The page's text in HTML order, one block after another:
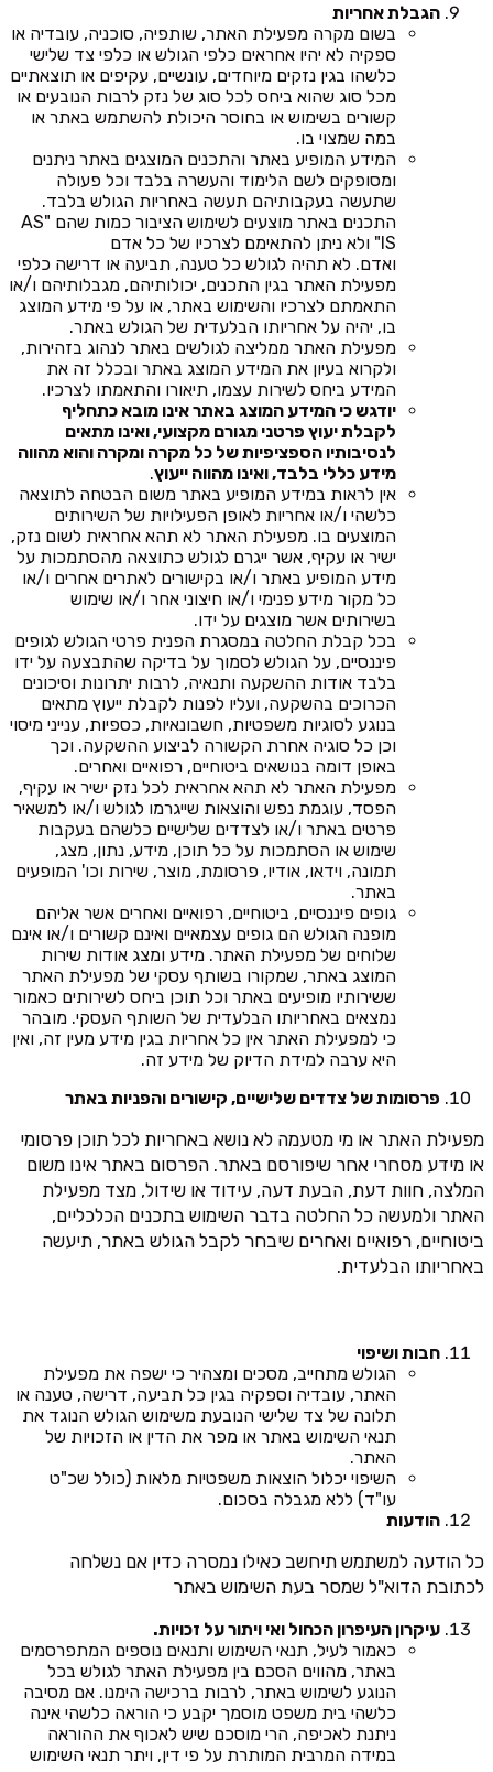
הגבלת אחריות
בשום מקרה מפעילת האתר, שותפיה, סוכניה, עובדיה או
ספקיה לא יהיו אחראים כלפי הגולש או כלפי צד שלישי
כלשהו בגין נזקים מיוחדים, עונשיים, עקיפים או תוצאתיים
מכל סוג שהוא ביחס לכל סוג של נזק לרבות הנובעים או
קשורים בשימוש או בחוסר היכולת להשתמש באתר או
במה שמצוי בו.
המידע המופיע באתר והתכנים המוצגים באתר ניתנים
ומסופקים לשם הלימוד והעשרה בלבד וכל פעולה
שתעשה בעקבותיהם תעשה באחריות הגולש בלבד.
התכנים באתר מוצעים לשימוש הציבור כמות שהם "AS
IS" ולא ניתן להתאימם לצרכיו של כל אדם
ואדם. לא תהיה לגולש כל טענה, תביעה או דרישה כלפי
מפעילת האתר בגין התכנים, יכולותיהם, מגבלותיהם ו/או
התאמתם לצרכיו והשימוש באתר, או על פי מידע המוצג
בו, יהיה על אחריותו הבלעדית של הגולש באתר.
מפעילת האתר ממליצה לגולשים באתר לנהוג בזהירות,
ולקרוא בעיון את המידע המוצג באתר ובכלל זה את
המידע ביחס לשירות עצמו, תיאורו והתאמתו לצרכיו.
יודגש כי המידע המוצג באתר אינו מובא כתחליף
לקבלת יעוץ פרטני מגורם מקצועי, ואינו מתאים
לנסיבותיו הספציפיות של כל מקרה ומקרה והוא מהווה
מידע כללי בלבד, ואינו מהווה ייעוץ.
אין לראות במידע המופיע באתר משום הבטחה לתוצאה
כלשהי ו/או אחריות לאופן הפעילויות של השירותים
המוצעים בו. מפעילת האתר לא תהא אחראית לשום נזק,
ישיר או עקיף, אשר ייגרם לגולש כתוצאה מהסתמכות על
מידע המופיע באתר ו/או בקישורים לאתרים אחרים ו/או
כל מקור מידע פנימי ו/או חיצוני אחר ו/או שימוש
בשירותים אשר מוצגים על ידו.
בכל קבלת החלטה במסגרת הפנית פרטי הגולש לגופים
פיננסיים, על הגולש לסמוך על בדיקה שהתבצעה על ידו
בלבד אודות ההשקעה ותנאיה, לרבות יתרונות וסיכונים
הכרוכים בהשקעה, ועליו לפנות לקבלת ייעוץ מתאים
בנוגע לסוגיות משפטיות, חשבונאיות, כספיות, ענייני מיסוי
וכן כל סוגיה אחרת הקשורה לביצוע ההשקעה. וכך
באופן דומה בנושאים ביטוחיים, רפואיים ואחרים.
מפעילת האתר לא תהא אחראית לכל נזק ישיר או עקיף,
הפסד, עוגמת נפש והוצאות שייגרמו לגולש ו/או למשאיר
פרטים באתר ו/או לצדדים שלישיים כלשהם בעקבות
שימוש או הסתמכות על כל תוכן, מידע, נתון, מצג,
תמונה, וידאו, אודיו, פרסומת, מוצר, שירות וכו' המופעים
באתר.
גופים פיננסיים, ביטוחיים, רפואיים ואחרים אשר אליהם
מופנה הגולש הם גופים עצמאיים ואינם קשורים ו/או אינם
שלוחים של מפעילת האתר. מידע ומצג אודות שירות
המוצג באתר, שמקורו בשותף עסקי של מפעילת האתר
ששירותיו מופיעים באתר וכל תוכן ביחס לשירותים כאמור
נמצאים באחריותו הבלעדית של השותף העסקי. מובהר
כי למפעילת האתר אין כל אחריות בגין מידע מעין זה, ואין
היא ערבה למידת הדיוק של מידע זה.
פרסומות של צדדים שלישיים, קישורים והפניות באתר
מפעילת האתר או מי מטעמה לא נושא באחריות לכל תוכן פרסומי
או מידע מסחרי אחר שיפורסם באתר. הפרסום באתר אינו משום
המלצה, חוות דעת, הבעת דעה, עידוד או שידול, מצד מפעילת
האתר ולמעשה כל החלטה בדבר השימוש בתכנים הכלכליים,
ביטוחיים, רפואיים ואחרים שיבחר לקבל הגולש באתר, תיעשה
באחריותו הבלעדית.
חבות ושיפוי
הגולש מתחייב, מסכים ומצהיר כי ישפה את מפעילת
האתר, עובדיה וספקיה בגין כל תביעה, דרישה, טענה או
תלונה של צד שלישי הנובעת משימוש הגולש הנוגד את
תנאי השימוש באתר או מפר את הדין או הזכויות של
האתר.
השיפוי יכלול הוצאות משפטיות מלאות (כולל שכ"ט
עו"ד) ללא מגבלה בסכום.
הודעות
כל הודעה למשתמש תיחשב כאילו נמסרה כדין אם נשלחה
לכתובת הדוא"ל שמסר בעת השימוש באתר
עיקרון העיפרון הכחול ואי ויתור על זכויות.
כאמור לעיל, תנאי השימוש ותנאים נוספים המתפרסמים
באתר, מהווים הסכם בין מפעילת האתר לגולש בכל
הנוגע לשימוש באתר, לרבות ברכישה הימנו. אם מסיבה
כלשהי בית משפט מוסמך יקבע כי הוראה כלשהי אינה
ניתנת לאכיפה, הרי מוסכם שיש לאכוף את ההוראה
במידה המרבית המותרת על פי דין, ויתר תנאי השימוש